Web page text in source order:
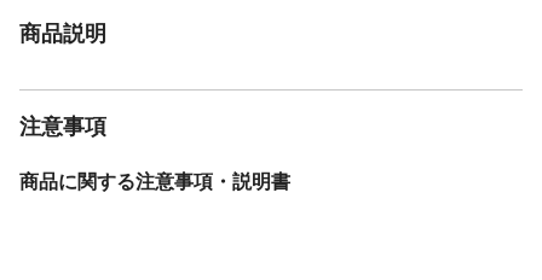
商品説明
注意事項
商品に関する注意事項・説明書